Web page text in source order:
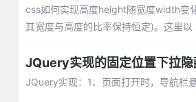
css如何实现高度height随宽度width变
其宽度与高度的比率保持恒定)。这里
JQuery实现的固定位置下拉
JQuery实现：1、页面打开时，导航栏